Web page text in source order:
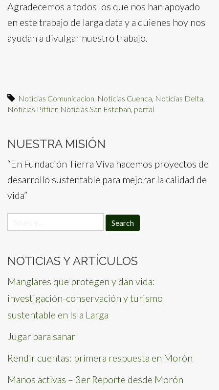
Agradecemos a todos los que nos han apoyado
en este trabajo de larga data y a quienes hoy nos
ayudan a divulgar nuestro trabajo.
Noticias Comunicacion, Noticias Cuenca, Noticias Delta,
Noticias Pittier, Noticias San Esteban, portal
NUESTRA MISIÓN
“En Fundación Tierra Viva hacemos proyectos de
desarrollo sustentable para mejorar la calidad de
vida”
for:
NOTICIAS Y ARTÍCULOS
Manglares que protegen y dan vida:
investigación-conservación y turismo
sustentable en Isla Larga
Jugar para sanar
Rendir cuentas: primera respuesta en Morón
Manos activas – 3er Reporte desde Morón